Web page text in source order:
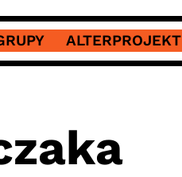
ALTERPROJEKT